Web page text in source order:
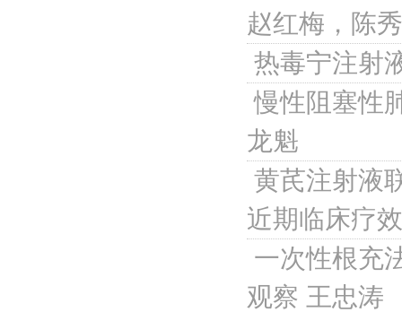
赵红梅，陈
热毒宁注射
慢性阻塞性
龙魁
黄芪注射液
近期临床疗效
一次性根充
观察 王忠涛